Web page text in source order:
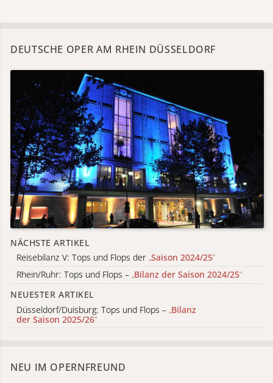
DEUTSCHE OPER AM RHEIN DÜSSELDORF
NÄCHSTE ARTIKEL
Reisebilanz V: Tops und Flops der „Saison 2024/25“
Rhein/Ruhr: Tops und Flops – „Bilanz der Saison 2024/25“
NEUESTER ARTIKEL
Düsseldorf/Duisburg: Tops und Flops – „Bilanz
der Saison 2025/26“
NEU IM OPERNFREUND